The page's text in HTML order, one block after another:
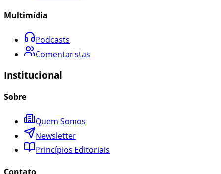
Multimídia
Podcasts
Comentaristas
Institucional
Sobre
Quem Somos
Newsletter
Princípios Editoriais
Contato